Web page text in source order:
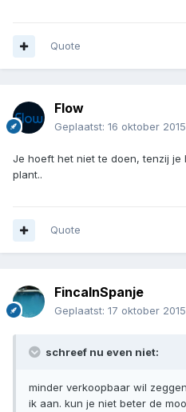
Quote
Flow
Geplaatst: 16 oktober 2015
Je hoeft het niet te doen, tenzij je
plant..
Quote
FincaInSpanje
Geplaatst: 17 oktober 2015
schreef nu even niet:
minder verkoopbaar wil
ik aan. kun je niet beter de